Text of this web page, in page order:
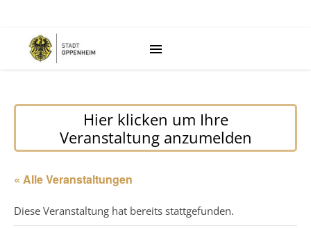
Hier klicken um Ihre
Veranstaltung anzumelden
« Alle Veranstaltungen
Diese Veranstaltung hat bereits stattgefunden.